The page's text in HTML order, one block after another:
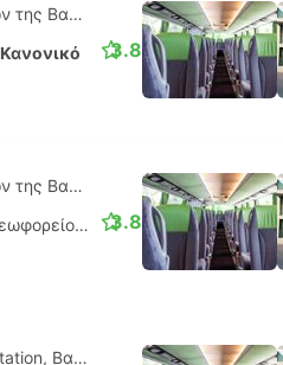
Δυτικός σταθμός λεωφορείων της Βαρσοβίας
Κανονικό 3.8
Δυτικός σταθμός λεωφορείων της Βαρσοβίας
14ώ 10λεπτά λεωφορείο+λεωφορείο.Μονή σύνδεση
3.8
Warszawa Wloscianska Bus Station, Βαρσοβία